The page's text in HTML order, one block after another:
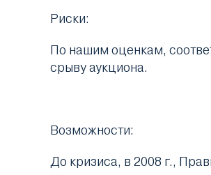
Риски:
По нашим оценкам,
срыву аукциона.
Возможности:
До кризиса, в 2008 г.,